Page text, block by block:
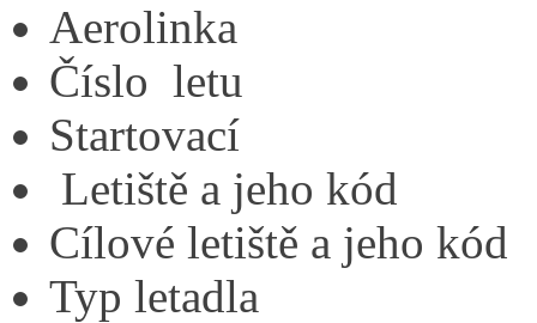
Aerolinka
Číslo letu
Startovací
Letiště a jeho kód
Cílové letiště a jeho kód
Typ letadla